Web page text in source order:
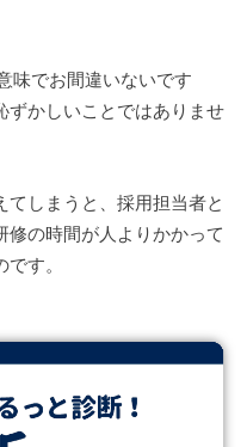
でお間違いないです
ずかしいことではありませ
しまうと、採用担当者と
修の時間が人よりかかって
す。